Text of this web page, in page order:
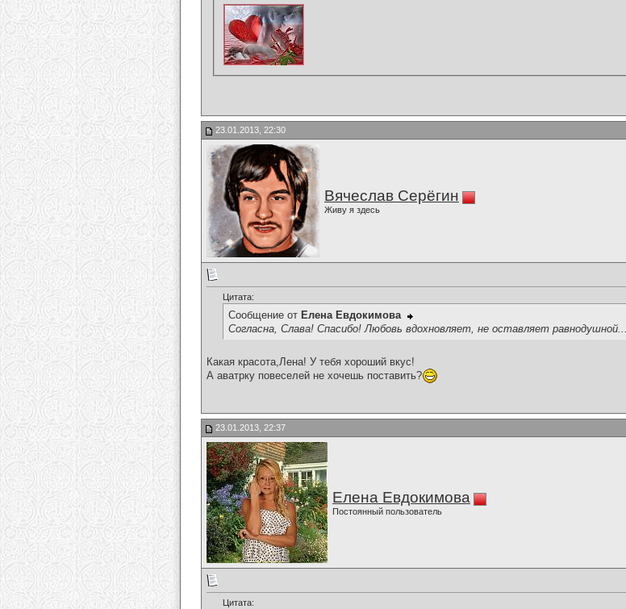
23.01.2013, 22:30
Вячеслав Серёгин
Живу я здесь
Цитата:
Сообщение от Елена Евдокимова
Согласна, Слава! Спасибо! Любовь вдохновляет, не оставляет равнодушной....
Какая красота,Лена! У тебя хороший вкус!
А аватрку повеселей не хочешь поставить?
23.01.2013, 22:37
Елена Евдокимова
Постоянный пользователь
Цитата: